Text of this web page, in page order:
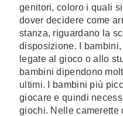
genitori, coloro i quali
dover decidere come
stanza, riguardano la
disposizione. I
legate al gioco o allo
bambini dipendono
ultimi. I bambini più
giocare e quindi
giochi. Nelle camerette